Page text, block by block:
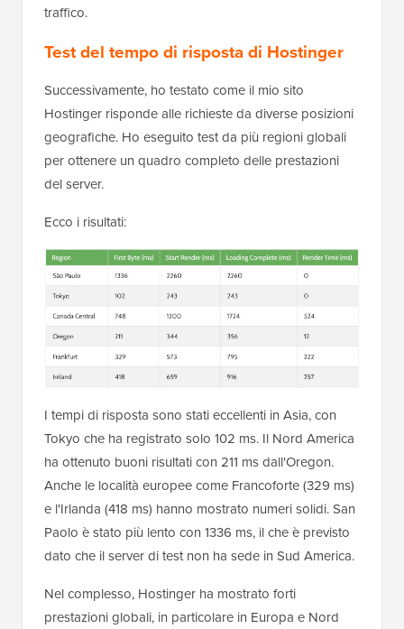
traffico.
Test del tempo di risposta di Hostinger
Successivamente, ho testato come il mio sito
Hostinger risponde alle richieste da diverse posizioni
geografiche. Ho eseguito test da più regioni globali
per ottenere un quadro completo delle prestazioni
del server.
Ecco i risultati:
I tempi di risposta sono stati eccellenti in Asia, con
Tokyo che ha registrato solo 102 ms. Il Nord America
ha ottenuto buoni risultati con 211 ms dall'Oregon.
Anche le località europee come Francoforte (329 ms)
e l'Irlanda (418 ms) hanno mostrato numeri solidi. San
Paolo è stato più lento con 1336 ms, il che è previsto
dato che il server di test non ha sede in Sud America.
Nel complesso, Hostinger ha mostrato forti
prestazioni globali, in particolare in Europa e Nord